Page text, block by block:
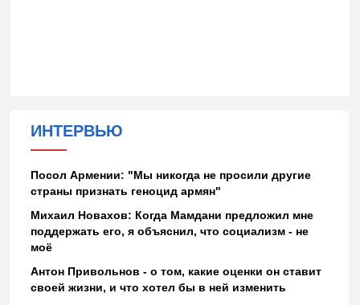
ИНТЕРВЬЮ
Посол Армении: "Мы никогда не просили другие
страны признать геноцид армян"
Михаил Новахов: Когда Мамдани предложил мне
поддержать его, я объяснил, что социализм - не
моё
Антон Привольнов - о том, какие оценки он ставит
своей жизни, и что хотел бы в ней изменить